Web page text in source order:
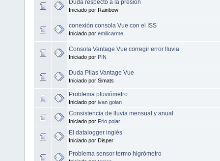
Duda respecto a la presión
Iniciado por Rainbow
conexión consola Vue con el ISS
Iniciado por emilicarme
Consola Vantage Vue corregir error lluvia
Iniciado por PIN
Duda Pilas Vantage Vue
Iniciado por Simats
Problema pluviómetro
Iniciado por ivan goian
Consistencia de lluvia mensual y anual
Iniciado por Frio polar
El datalogger inglés
Iniciado por Disper
Problema sensor termo higrómetro